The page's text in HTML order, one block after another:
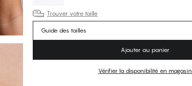
Trouver votre taille
Guide des tailles
Ajouter au panier
Vérifier la disponibilité en magasin